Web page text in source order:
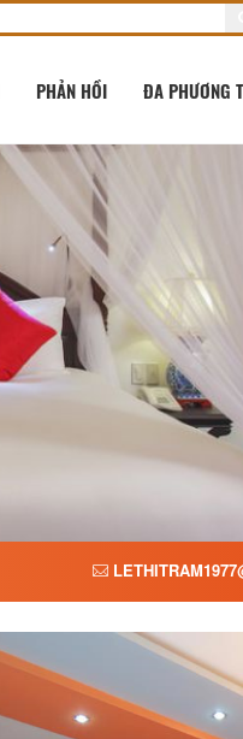
PHẢN HỒI ĐA PHƯƠNG